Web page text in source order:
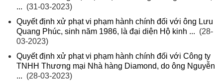
... (31-03-2023)
Quyết định xử phạt vi phạm hành chính đối với ông Lưu
Quang Phúc, sinh năm 1986, là đại diện Hộ kinh ... (28-
03-2023)
Quyết định xử phạt vi phạm hành chính đối với Công ty
TNHH Thương mại Nhà hàng Diamond, do ông Nguyễn
... (28-03-2023)